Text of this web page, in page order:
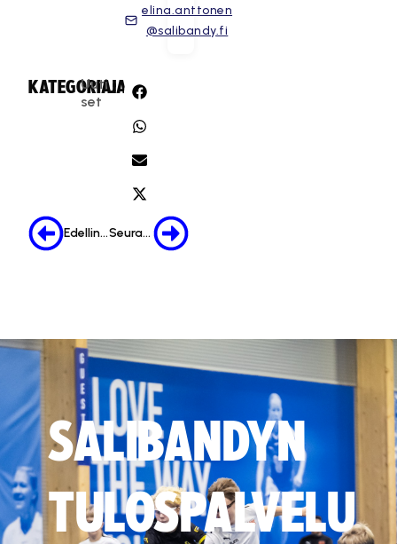
elina.anttonen
@salibandy.fi
KATEGORIA:
Uuti
set
JAA:
Edellinen Seuraava
SALIBANDYN
TULOSPALVELU